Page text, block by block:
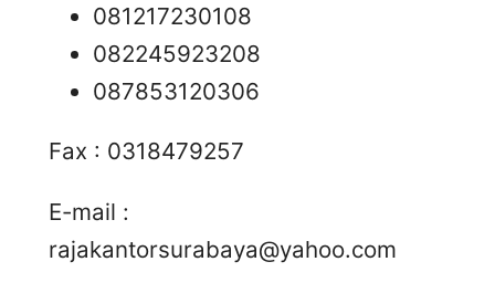
081217230108
082245923208
087853120306
Fax : 0318479257
E-mail :
rajakantorsurabaya@yahoo.com